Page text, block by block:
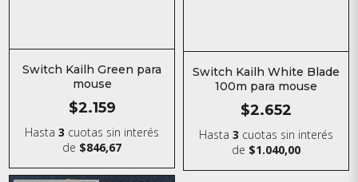
Switch Kailh Green para
mouse
$2.159
Hasta3 cuotas sin interés
de $846,67
Switch Kailh White Blade
100m para mouse
$2.652
Hasta 3 cuotas sin interés
de $1.040,00